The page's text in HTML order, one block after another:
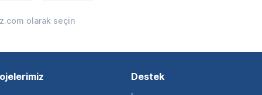
olarak seçin
Destek